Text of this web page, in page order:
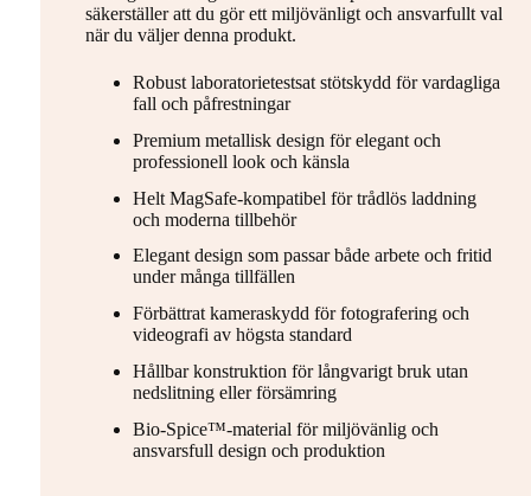
säkerställer att du gör ett miljövänligt och ansvarfullt val
när du väljer denna produkt.
Robust laboratorietestsat stötskydd för vardagliga
fall och påfrestningar
Premium metallisk design för elegant och
professionell look och känsla
Helt MagSafe-kompatibel för trådlös laddning
och moderna tillbehör
Elegant design som passar både arbete och fritid
under många tillfällen
Förbättrat kameraskydd för fotografering och
videografi av högsta standard
Hållbar konstruktion för långvarigt bruk utan
nedslitning eller försämring
Bio-Spice™-material för miljövänlig och
ansvarsfull design och produktion